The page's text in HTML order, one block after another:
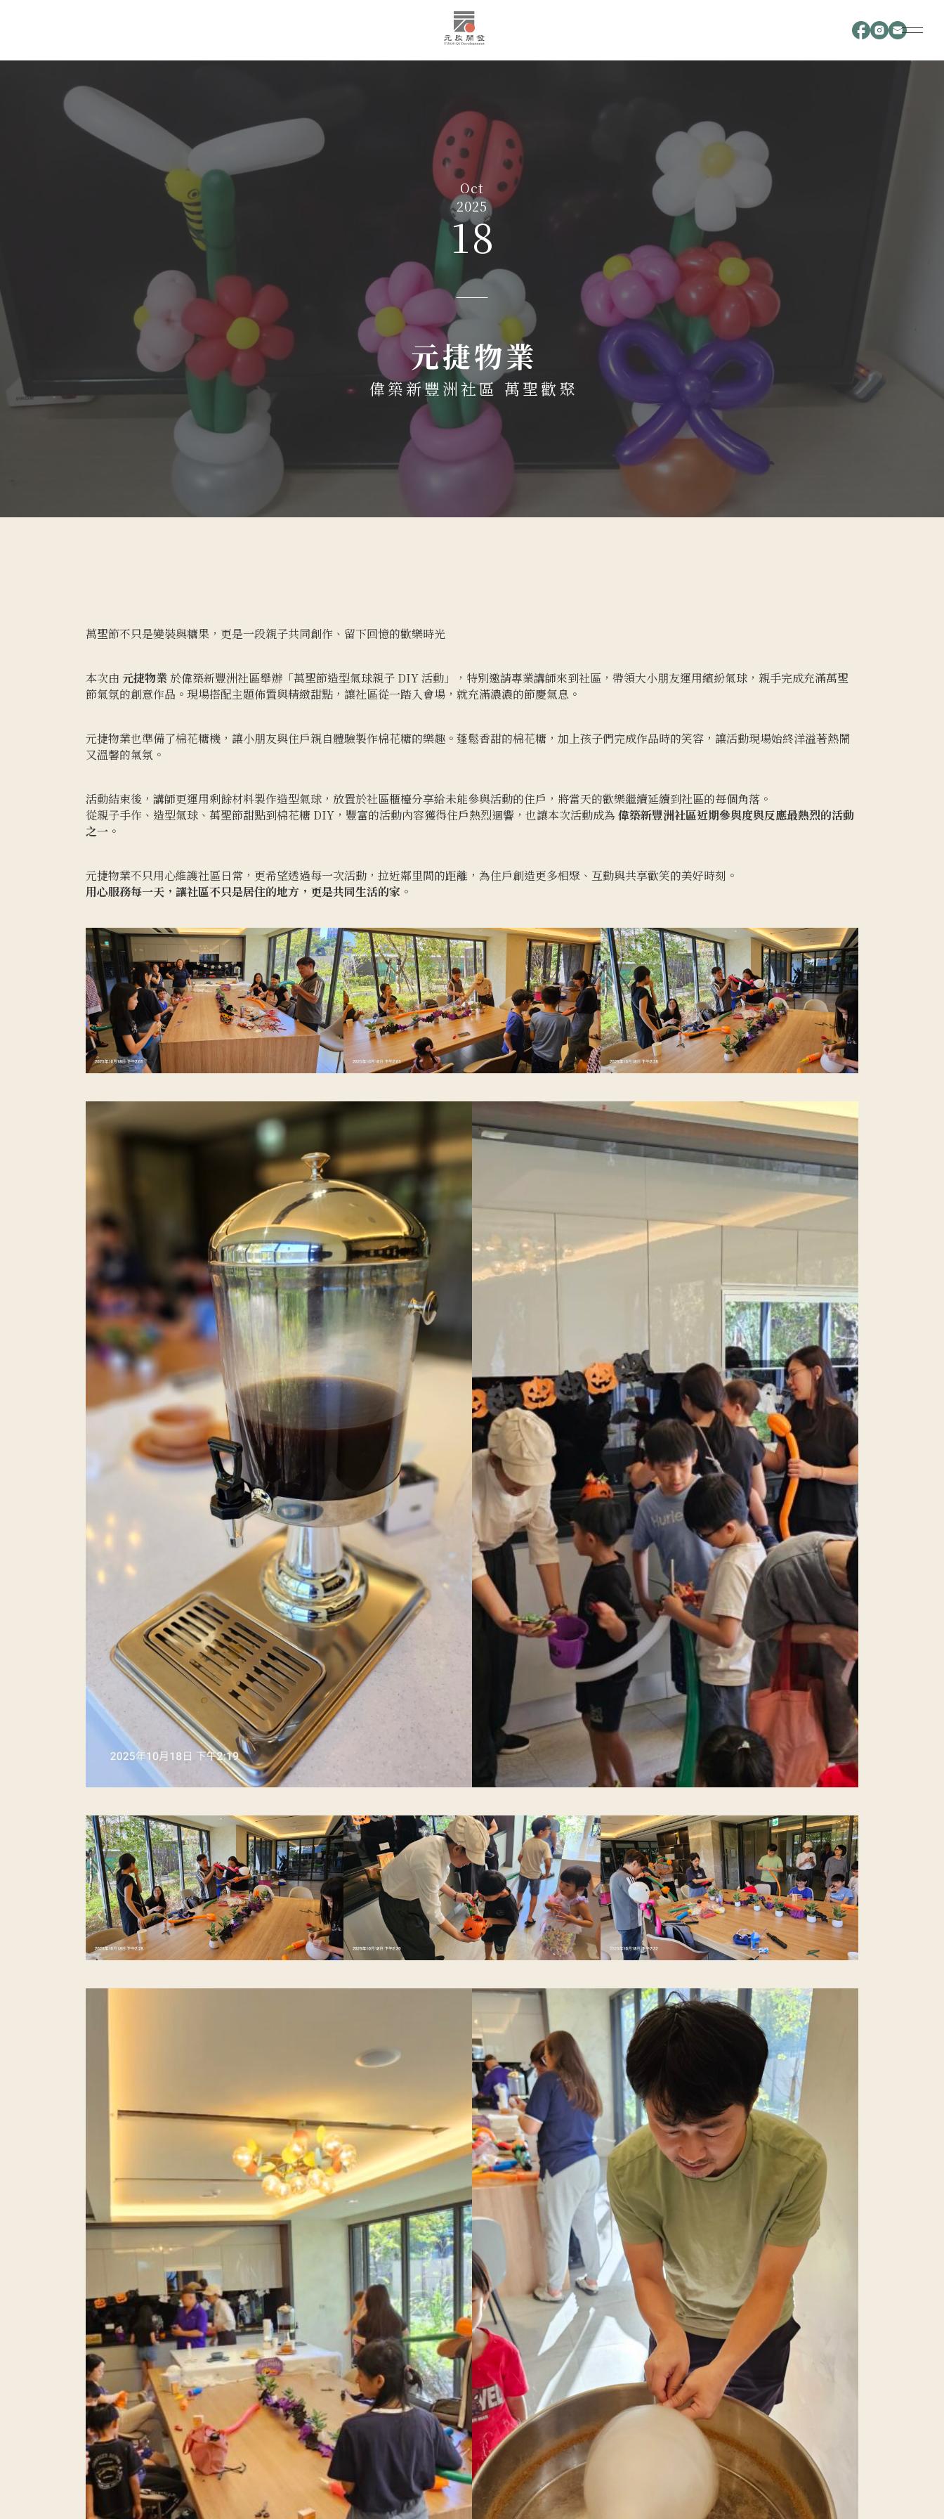
Oct
2025
18
元捷物業
偉築新豐洲社區 萬聖歡聚
萬聖節不只是變裝與糖果，更是一段親子共同創作、留下回憶的歡樂時光
本次由 元捷物業 於偉築新豐洲社區舉辦「萬聖節造型氣球親子 DIY 活動」，特別邀請專業講師來到社區，帶領大小朋友運用繽紛氣球，親手完成充滿萬聖
節氣氛的創意作品。現場搭配主題佈置與精緻甜點，讓社區從一踏入會場，就充滿濃濃的節慶氣息。
元捷物業也準備了棉花糖機，讓小朋友與住戶親自體驗製作棉花糖的樂趣。蓬鬆香甜的棉花糖，加上孩子們完成作品時的笑容，讓活動現場始終洋溢著熱鬧
又溫馨的氣氛。
活動結束後，講師更運用剩餘材料製作造型氣球，放置於社區櫃檯分享給未能參與活動的住戶，將當天的歡樂繼續延續到社區的每個角落。
從親子手作、造型氣球、萬聖節甜點到棉花糖 DIY，豐富的活動內容獲得住戶熱烈迴響，也讓本次活動成為 偉築新豐洲社區近期參與度與反應最熱烈的活動
之一 。
元捷物業不只用心維護社區日常，更希望透過每一次活動，拉近鄰里間的距離，為住戶創造更多相聚、互動與共享歡笑的美好時刻。
用心服務每一天，讓社區不只是居住的地方，更是共同生活的家。